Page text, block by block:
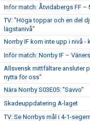
Inför match: Åtvidabergs FF –
TV: "Höga toppar och en del
lägstanivå"
Norrby IF kom inte upp i nivå -
Inför match: Norrby IF –
Allsvensk mittfältare ansluter
nytta för oss"
Nära Norrby S03E05: "Savvo"
Skadeuppdatering A-laget
TV: Se Norrbys mål i 4-1-segern